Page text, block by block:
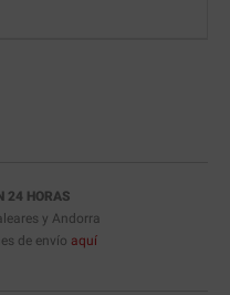
24 HORAS
y Andorra
de envío aquí